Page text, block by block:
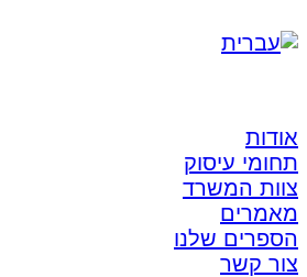
אודות
תחומי עיסוק
צוות המשרד
מאמרים
הספרים שלנו
צור קשר